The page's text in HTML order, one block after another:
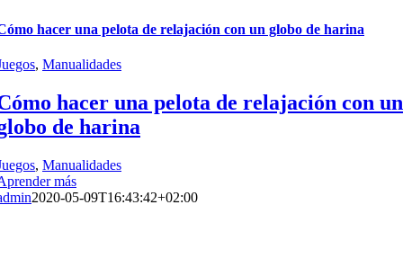
hacer una pelota de relajación con un globo de harina
, Manualidades
hacer una pelota de relajación con un
de harina
, Manualidades
más
2020-05-09T16:43:42+02:00